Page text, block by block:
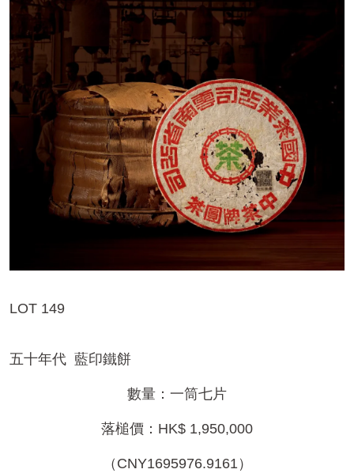
LOT 149
五十年代 藍印鐵餅
數量：一筒七片
落槌價：HK$ 1,950,000
（CNY1695976.9161）